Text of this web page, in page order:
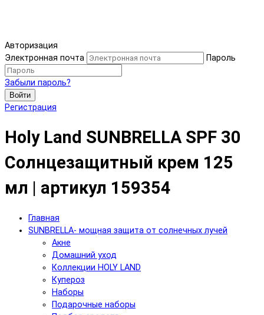
Авторизация
Электронная почта
Пароль
Забыли пароль?
Войти
Регистрация
Holy Land SUNBRELLA SPF 30
Солнцезащитный крем 125
мл | артикул 159354
Главная
SUNBRELLA- мощная защита от солнечных лучей
Акне
Домашний уход
Коллекции HOLY LAND
Купероз
Наборы
Подарочные наборы